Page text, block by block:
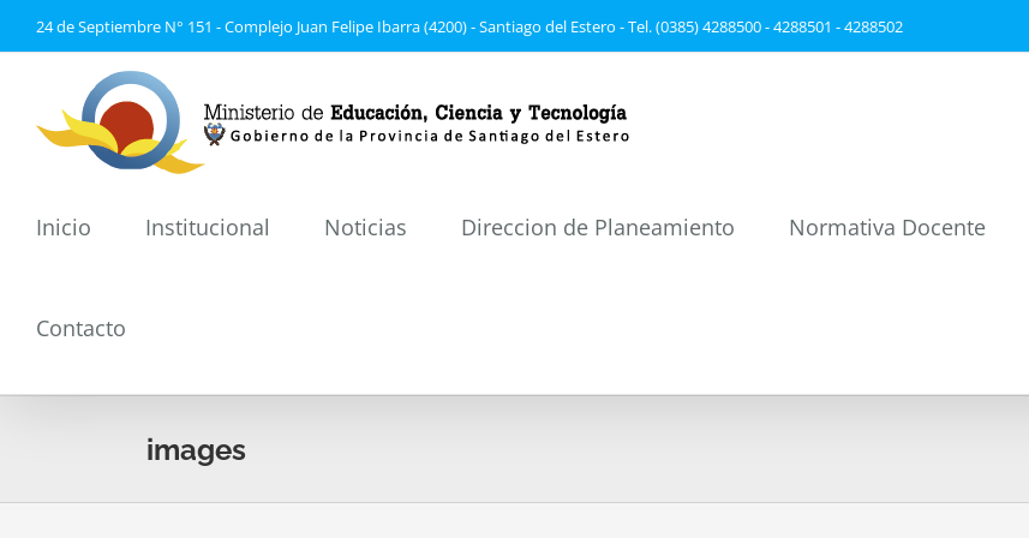
al
24 de Septiembre N° 151 - Complejo Juan Felipe Ibarra (4200) - Santiago del Estero - Tel. (0385) 4288500 - 4288501 - 4288502
Inicio Institucional Noticias Direccion de Planeamiento Normativa Docente
Contacto
images